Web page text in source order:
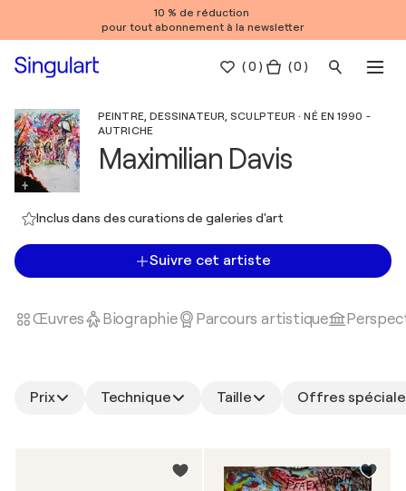
10 % de réduction
pour tout abonnement à la newsletter
(0 ) ( 0 )
PEINTRE, DESSINATEUR, SCULPTEUR · NÉ EN 1990 -
AUTRICHE
Maximilian Davis
Inclus dans des curations de galeries d'art
Suivre cet artiste
Œuvres Biographie Parcours artistique
Prix Technique Taille Offres